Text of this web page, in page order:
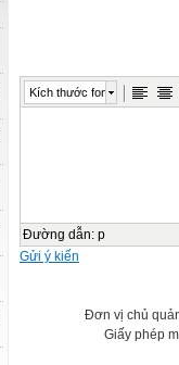
Kích thước font
Đường dẫn: p
Gửi ý kiến
Đơn vị chủ
Giấy phép